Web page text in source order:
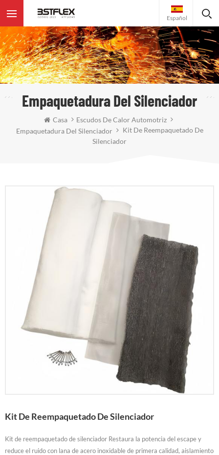
Español
Empaquetadura Del Silenciador
Casa
Escudos De Calor Automotriz
Empaquetadura Del Silenciador
Kit De Reempaquetado De
Silenciador
Kit De Reempaquetado De Silenciador
Kit de reempaquetado de silenciador Restaura la potencia del escape y
reduce el ruido con lana de acero inoxidable de primera calidad, aislamiento